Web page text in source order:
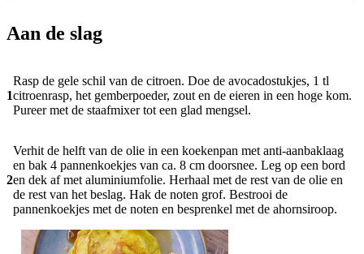
Aan de slag
1
Rasp de gele schil van de citroen. Doe de avocadostukjes, 1 tl
citroenrasp, het gemberpoeder, zout en de eieren in een hoge kom.
Pureer met de staafmixer tot een glad mengsel.
2
Verhit de helft van de olie in een koekenpan met anti-aanbaklaag
en bak 4 pannenkoekjes van ca. 8 cm doorsnee. Leg op een bord
en dek af met aluminiumfolie. Herhaal met de rest van de olie en
de rest van het beslag. Hak de noten grof. Bestrooi de
pannenkoekjes met de noten en besprenkel met de ahornsiroop.